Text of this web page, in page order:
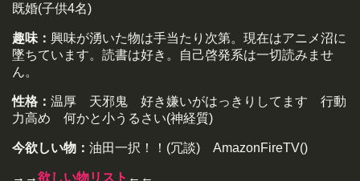
既婚(子供4名)
趣味： 興味が湧いた物は手当たり次第。現在はアニメ沼に
墜ちています。読書は好き。自己啓発系は一切読みませ
ん。
性格： 温厚 天邪鬼 好き嫌いがはっきりしてます 行動
力高め 何かと小うるさい(神経質)
今欲しい物： 油田一択！！(冗談) AmazonFireTV()
→→欲しい物リスト ←←